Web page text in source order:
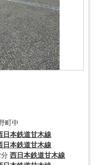
町中
日本鉄道甘木線
日本鉄道甘木線
西日本鉄道甘木線